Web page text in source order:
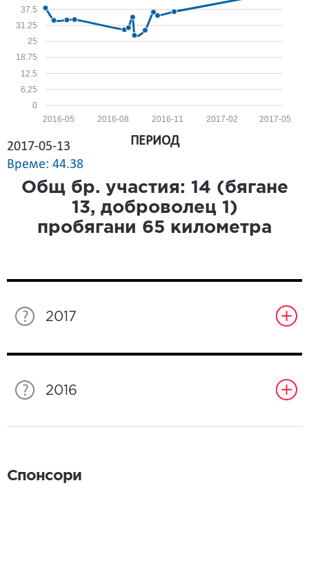
0
6.25
12.5
18.75
25
31.25
37.5
2017-05
2017-02
2016-11
2016-08
2016-05
2017-05-13
Време: 44.38
ПЕРИОД
Общ бр. участия: 14 (бягане
13, доброволец 1 )
пробягани 65 километра
2017
2016
Спонсори